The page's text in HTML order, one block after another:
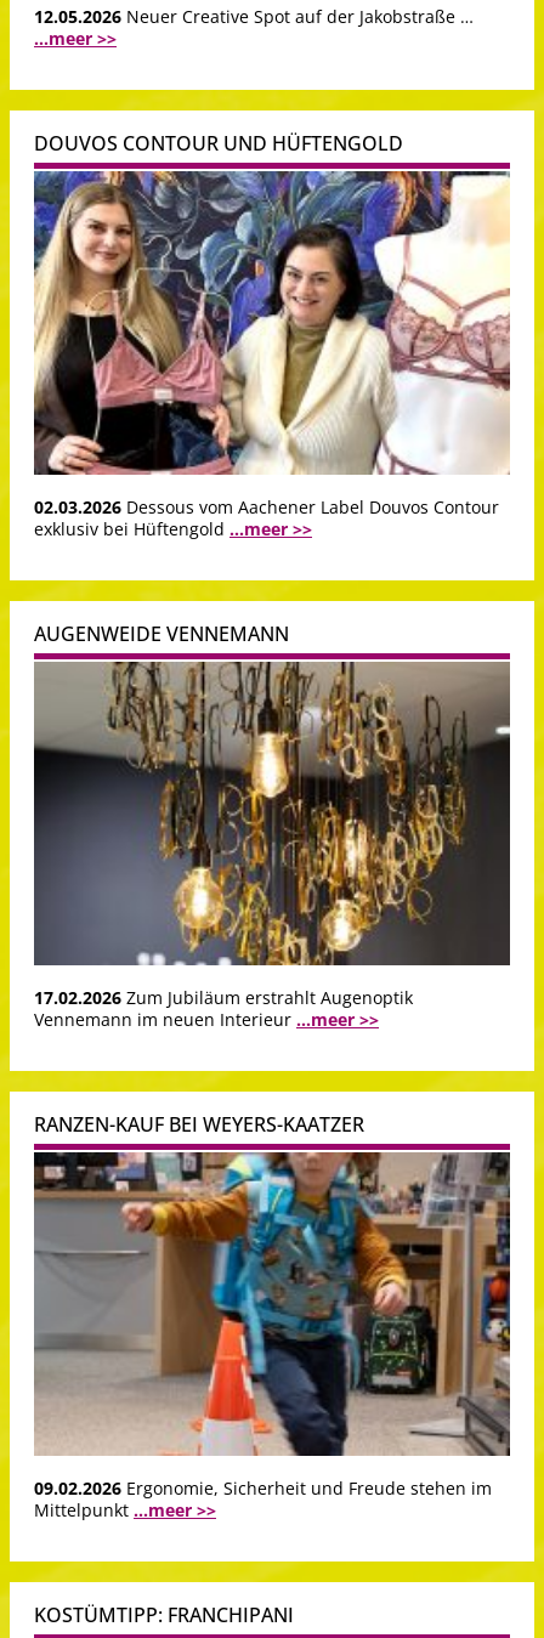
12.05.2026 Neuer Creative Spot auf der Jakobstraße …
...meer >>
DOUVOS CONTOUR UND HÜFTENGOLD
02.03.2026 Dessous vom Aachener Label Douvos Contour
exklusiv bei Hüftengold ...meer >>
AUGENWEIDE VENNEMANN
17.02.2026 Zum Jubiläum erstrahlt Augenoptik
Vennemann im neuen Interieur ...meer >>
RANZEN-KAUF BEI WEYERS-KAATZER
09.02.2026 Ergonomie, Sicherheit und Freude stehen im
Mittelpunkt ...meer >>
KOSTÜMTIPP: FRANCHIPANI